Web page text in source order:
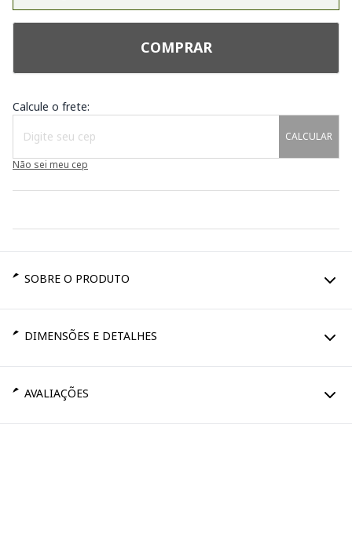
COMPRAR
Calcule o frete:
CALCULAR
Não sei meu cep
SOBRE O PRODUTO
DIMENSÕES E DETALHES
AVALIAÇÕES